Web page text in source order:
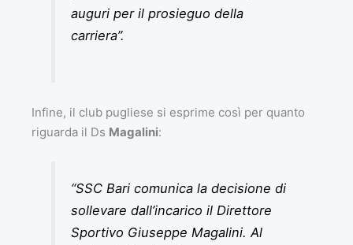
auguri per il prosieguo della
carriera”.
Infine, il club pugliese si esprime così per quanto
riguarda il Ds Magalini:
“SSC Bari comunica la decisione di
sollevare dall’incarico il Direttore
Sportivo Giuseppe Magalini. Al